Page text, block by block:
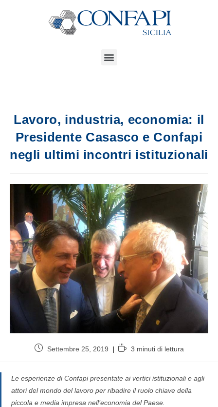
Lavoro, industria, economia: il
Presidente Casasco e Confapi
negli ultimi incontri istituzionali
Settembre 25, 2019 3 minuti di lettura
Le esperienze di Confapi presentate ai vertici istituzionali e agli
attori del mondo del lavoro per ribadire il ruolo chiave della
piccola e media impresa nell’economia del Paese.